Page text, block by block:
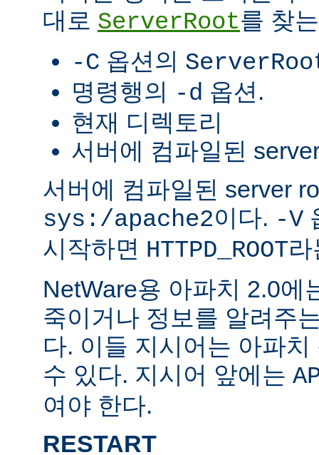
대로 ServerRoot를 찾
-C 옵션의
명령행의 -d 옵션.
현재 디렉토리
서버에 컴파일된
서버에 컴파일된 server
sys:/apache2이다. -V
시작하면 HTTPD_ROOT
NetWare용 아파치 2.0에
죽이거나 정보를 알려주
다. 이들 지시어는 아파
수 있다. 지시어 앞에는
여야 한다.
RESTART